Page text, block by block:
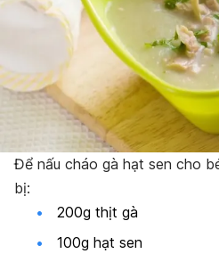
Để nấu cháo gà hạt sen cho
bị:
200g thịt gà
100g hạt sen